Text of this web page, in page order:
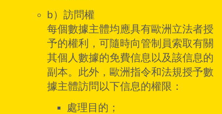
b）訪問權
每個數據主體均應具有歐洲立法者授
予的權利，可隨時向管制員索取有關
其個人數據的免費信息以及該信息的
副本。此外，歐洲指令和法規授予數
據主體訪問以下信息的權限：
處理目的；